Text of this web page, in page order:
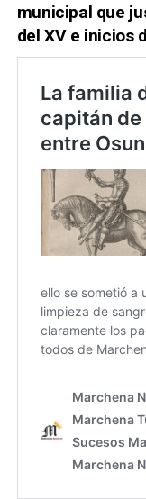
municipal que
del XV e inicios